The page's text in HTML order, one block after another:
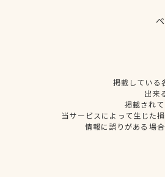
掲載している
出来
掲載され
当サービスによって生じた
情報に誤りがある場